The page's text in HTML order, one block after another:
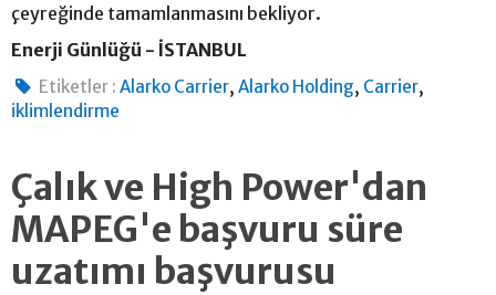
çeyreğinde tamamlanmasını bekliyor.
Enerji Günlüğü - İSTANBUL
Etiketler : Alarko Carrier,Alarko Holding, Carrier,
iklimlendirme
Çalık ve High Power'dan
MAPEG'e başvuru süre
uzatımı başvurusu